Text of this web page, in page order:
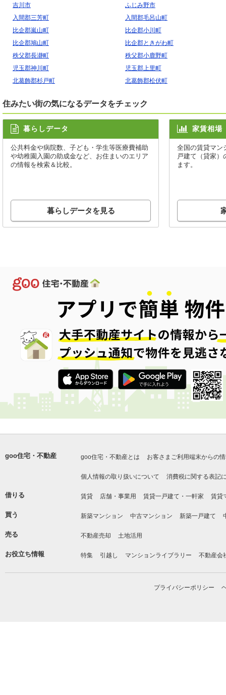
吉川市
ふじみ野市
入間郡三芳町
入間郡毛呂山町
比企郡嵐山町
比企郡小川町
比企郡鳩山町
比企郡ときがわ町
秩父郡長瀞町
秩父郡小鹿野町
児玉郡神川町
児玉郡上里町
北葛飾郡杉戸町
北葛飾郡松伏町
住みたい街の気になるデータをチェック
暮らしデータ
公共料金や病院数、子ども・学生等医療費補助
や幼稚園入園の助成金など、お住まいのエリア
の情報を検索＆比較。
暮らしデータを見る
家賃相場
全国の賃貸マン
戸建て（貸家）
ます。
goo住宅・不動産 goo住宅・不動産とは お客さまご利用端末からの
個人情報の取り扱いについて 消費税に関する表記
借りる 賃貸 店舗・事業用 賃貸一戸建て・一軒家 賃貸
買う 新築マンション 中古マンション 新築一戸建て
売る 不動産売却 土地活用
お役立ち情報 特集 引越し マンションライブラリー 不動産会
プライバシーポリシー